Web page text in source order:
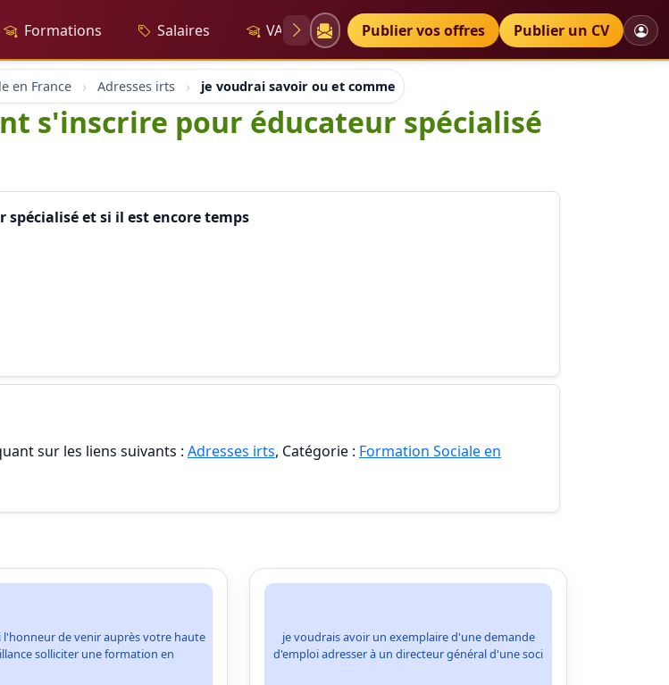
Formations Salaires VAE Diplômes Petites annonces
Publier vos offres Publier un CV
en France Adresses irts je voudrai savoir ou et comment s'inscrire pour éducateur spécialisé et
s'inscrire pour éducateur spécialisé
et si il est encore temps
sur les liens suivants : Adresses irts, Catégorie : Formation Sociale en
l'honneur de venir auprès votre haute
solliciter une formation en
je voudrais avoir un exemplaire d'une demande
d'emploi adresser à un directeur général d'une soci